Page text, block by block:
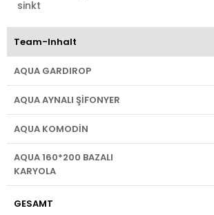
sinkt
Team-Inhalt
AQUA GARDIROP
AQUA AYNALI ŞİFONYER
AQUA KOMODİN
AQUA 160*200 BAZALI
KARYOLA
GESAMT